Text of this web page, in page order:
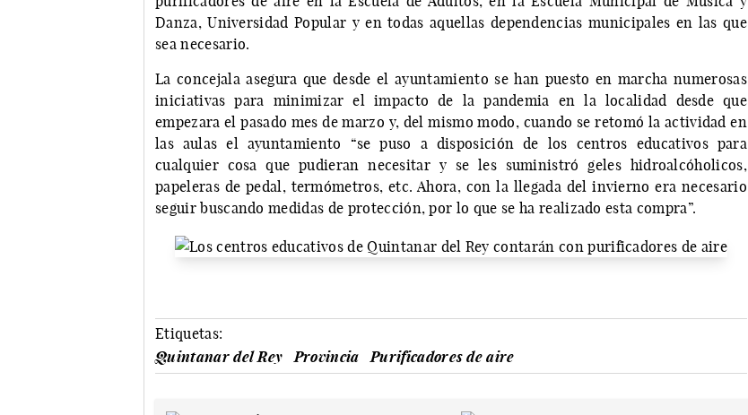
Danza, Universidad Popular y en todas aquellas dependencias municipales en las que
sea necesario.
La concejala asegura que desde el ayuntamiento se han puesto en marcha numerosas
iniciativas para minimizar el impacto de la pandemia en la localidad desde que
empezara el pasado mes de marzo y, del mismo modo, cuando se retomó la actividad en
las aulas el ayuntamiento “se puso a disposición de los centros educativos para
cualquier cosa que pudieran necesitar y se les suministró geles hidroalcóholicos,
papeleras de pedal, termómetros, etc. Ahora, con la llegada del invierno era necesario
seguir buscando medidas de protección, por lo que se ha realizado esta compra”.
Etiquetas:
Quintanar del Rey
Provincia Purificadores de aire